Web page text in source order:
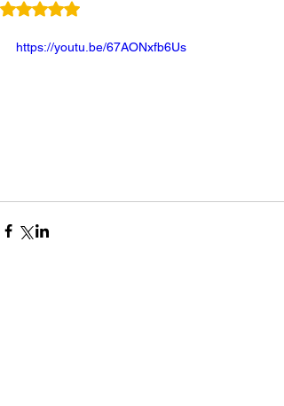
5つ星のうちNaNと評価されています。
https://youtu.be/67AONxfb6Us